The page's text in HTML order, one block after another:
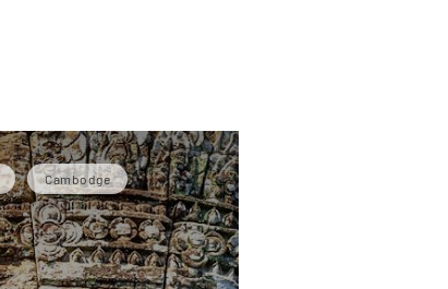
Cambodge